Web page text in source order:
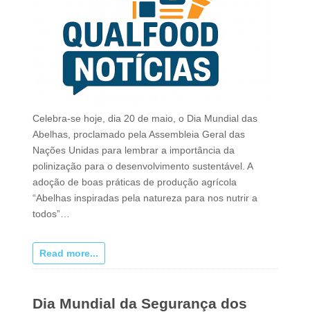
Celebra-se hoje, dia 20 de maio, o Dia Mundial das
Abelhas, proclamado pela Assembleia Geral das
Nações Unidas para lembrar a importância da
polinização para o desenvolvimento sustentável. A
adoção de boas práticas de produção agrícola
“Abelhas inspiradas pela natureza para nos nutrir a
todos”…
Read more...
Dia Mundial da Segurança dos